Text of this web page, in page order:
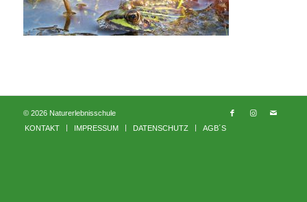
© 2026 Naturerlebnisschule
KONTAKT
IMPRESSUM DATENSCHUTZ AGB´S